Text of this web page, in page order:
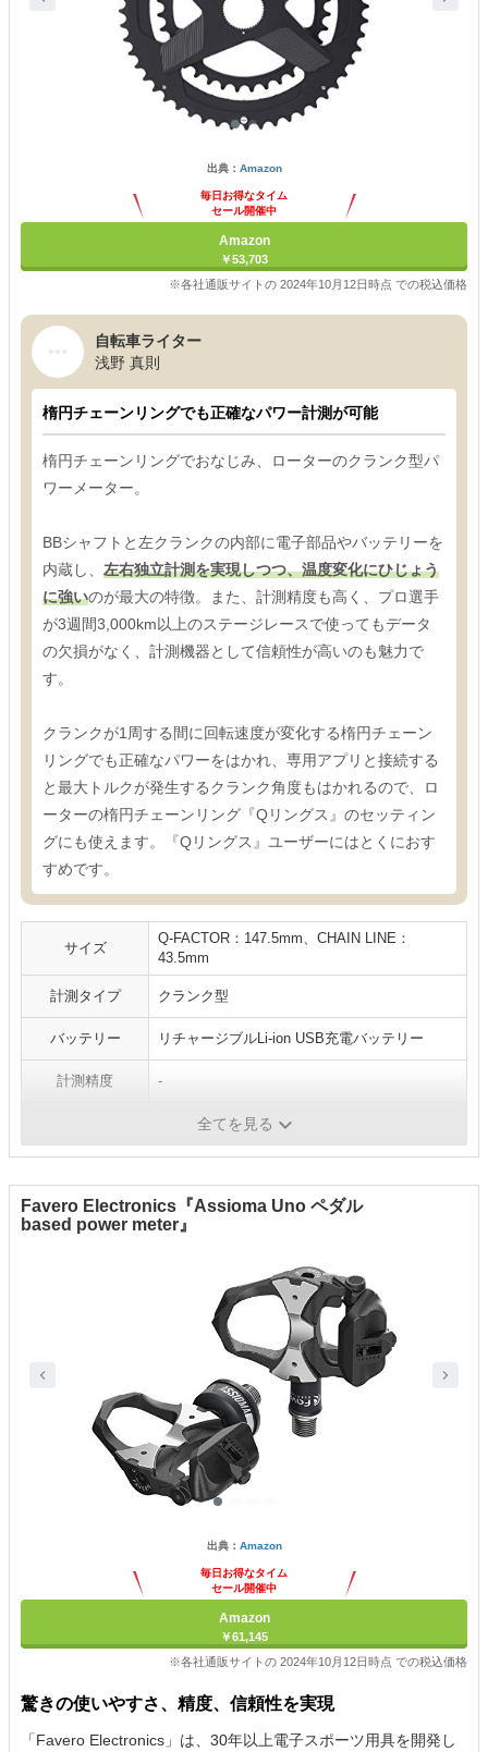
出典： Amazon
毎日お得なタイム
セール開催中
Amazon
￥53,703
※各社通販サイトの 2024年10月12日時点 での税込価格
自転車ライター
浅野 真則
楕円チェーンリングでも正確なパワー計測が可能
楕円チェーンリングでおなじみ、ローターのクランク型パ
ワーメーター。
BBシャフトと左クランクの内部に電子部品やバッテリーを
内蔵し、 左右独立計測を実現しつつ、温度変化にひじょう
に強いのが最大の特徴。また、計測精度も高く、プロ選手
が3週間3,000km以上のステージレースで使ってもデータ
の欠損がなく、計測機器として信頼性が高いのも魅力で
す。
クランクが1周する間に回転速度が変化する楕円チェーン
リングでも正確なパワーをはかれ、専用アプリと接続する
と最大トルクが発生するクランク角度もはかれるので、ロ
ーターの楕円チェーンリング『Qリングス』のセッティン
グにも使えます。『Qリングス』ユーザーにはとくにおす
すめです。
サイズ
Q-FACTOR：147.5mm、CHAIN LINE：
43.5mm
計測タイプ クランク型
バッテリー リチャージブルLi-ion USB充電バッテリー
計測精度 -
596g、スパイダリングつき：775g
全てを見る
Favero Electronics『Assioma Uno ペダル
based power meter』
出典： Amazon
毎日お得なタイム
セール開催中
Amazon
￥61,145
※各社通販サイトの 2024年10月12日時点 での税込価格
驚きの使いやすさ、精度、信頼性を実現
「Favero Electronics」は、30年以上電子スポーツ用具を開発し